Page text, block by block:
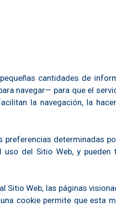
cantidades de
navegar— para que el
la navegación, la
determinadas
del Sitio Web, y pueden
Web, las páginas
cookie permite que esta